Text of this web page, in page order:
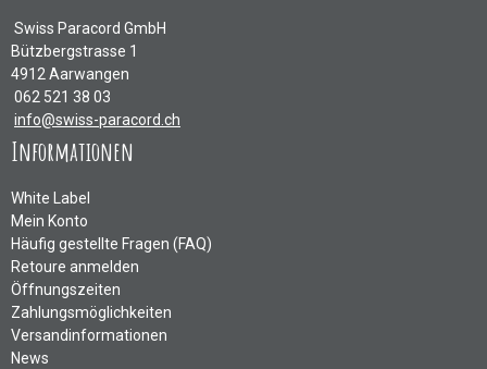
Swiss Paracord GmbH
Bützbergstrasse 1
4912 Aarwangen
062 521 38 03
info@swiss-paracord.ch
Informationen
White Label
Mein Konto
Häufig gestellte Fragen (FAQ)
Retoure anmelden
Öffnungszeiten
Zahlungsmöglichkeiten
Versandinformationen
News